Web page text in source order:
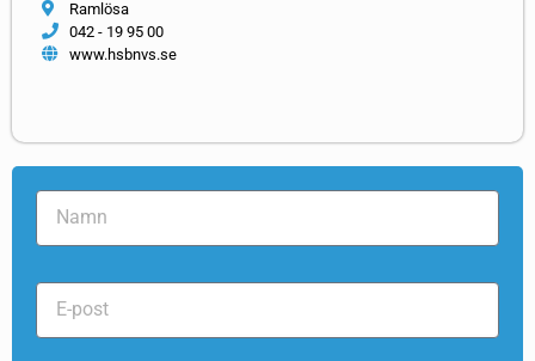
Ramlösa
042 - 19 95 00
www.hsbnvs.se